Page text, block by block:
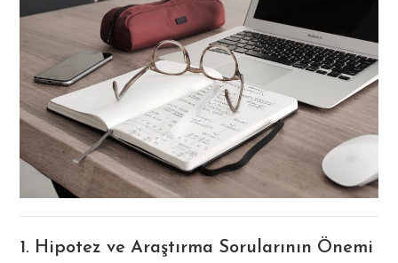
1. Hipotez ve Araştırma Sorularının Önemi